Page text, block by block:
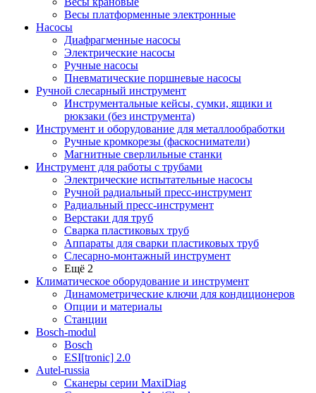
Весы платформенные электронные
Насосы
Диафрагменные насосы
Электрические насосы
Ручные насосы
Пневматические поршневые насосы
Ручной слесарный инструмент
Инструментальные кейсы, сумки, ящики и
рюкзаки (без инструмента)
Инструмент и оборудование для металлообработки
Ручные кромкорезы (фаскосниматели)
Магнитные сверлильные станки
Инструмент для работы с трубами
Электрические испытательные насосы
Ручной радиальный пресс-инструмент
Радиальный пресс-инструмент
Верстаки для труб
Сварка пластиковых труб
Аппараты для сварки пластиковых труб
Слесарно-монтажный инструмент
Ещё 2
Климатическое оборудование и инструмент
Динамометрические ключи для кондиционеров
Опции и материалы
Станции
Bosch-modul
Bosch
ESI[tronic] 2.0
Autel-russia
Сканеры серии MaxiDiag